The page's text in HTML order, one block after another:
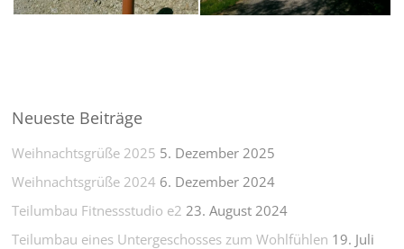
Neueste Beiträge
Weihnachtsgrüße 2025 5. Dezember 2025
Weihnachtsgrüße 2024 6. Dezember 2024
Teilumbau Fitnessstudio e2 23. August 2024
Teilumbau eines Untergeschosses zum Wohlfühlen 19. Juli